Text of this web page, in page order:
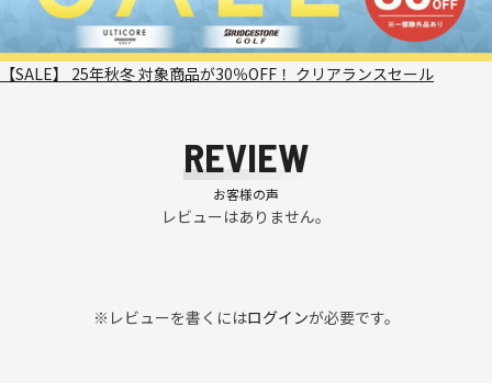
【SALE】 25年秋冬 対象商品が30％OFF！ クリアランスセール
REVIEW
お客様の声
レビューはありません。
※レビューを書くにはログインが必要です。